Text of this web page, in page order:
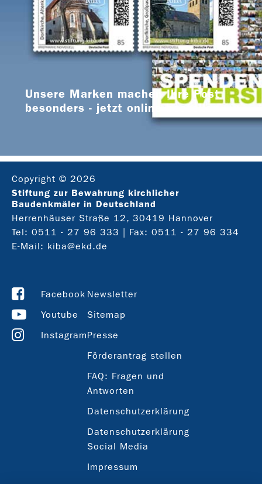
Unsere Marken machen Ihre Post
besonders - jetzt online bestellen
Copyright © 2026
Stiftung zur Bewahrung kirchlicher
Baudenkmäler in Deutschland
Herrenhäuser Straße 12, 30419 Hannover
Tel: 0511 - 27 96 333
| Fax: 0511 - 27 96 334
E-Mail: kiba@ekd.de
Facebook
Youtube
Instagram
Newsletter
Sitemap
Presse
Förderantrag stellen
FAQ: Fragen und
Antworten
Datenschutzerklärung
Datenschutzerklärung
Social Media
Impressum